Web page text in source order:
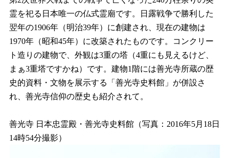
霊を祀る日本唯一の仏式霊廟です。日露戦争で勝利した
翌年の1906年（明治39年）に創建され、現在の建物は
1970年（昭和45年）に改築されたものです。コンクリー
ト造りの建物で、外観は3重の塔（4重にも見えるけど、
まぁ3重塔ですかね）です。建物1階には善光寺所蔵の歴
史的資料・文物を展示する「善光寺史料館」が併設さ
れ、善光寺信仰の歴史も紹介されて。
善光寺 日本忠霊殿・善光寺史料館（写真：2016年5月18日
14時54分撮影）